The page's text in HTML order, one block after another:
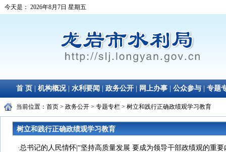
当前位置： 首页 > 政务公开 > 专题专栏 > 树立和践行正确政绩观学习教育
树立和践行正确政绩观学习教育
·总书记的人民情怀|“坚持高质量发展 要成为领导干部政绩观的重要